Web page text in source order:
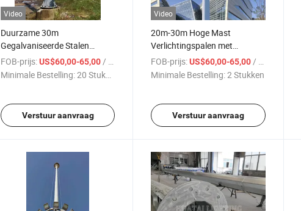
Video
Duurzame 30m
Gegalvaniseerde Stalen
Hoogmast Verlichtingspaal
voor Snelwegen
FOB-prijs:US$60,00-65,00 / Stuk
Minimale Bestelling:20 Stukken
Verstuur aanvraag
Video
20m-30m Hoge Mast
Verlichtingspalen met
Hefsystem of Ladder
FOB-prijs: US$60,00-65,00 / Stuk
Minimale Bestelling:2 Stukken
Verstuur aanvraag